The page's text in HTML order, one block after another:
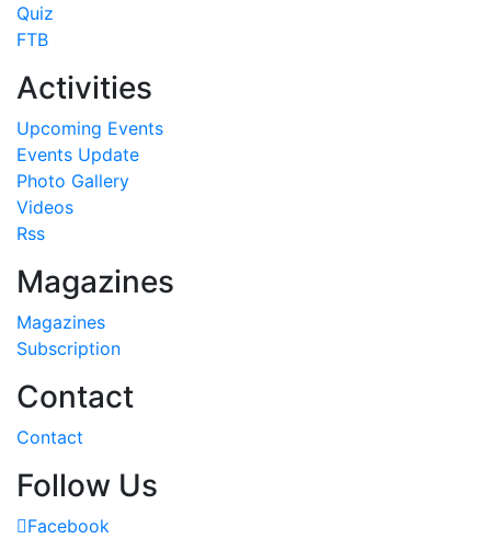
Quiz
FTB
Activities
Upcoming Events
Events Update
Photo Gallery
Videos
Rss
Magazines
Magazines
Subscription
Contact
Contact
Follow Us
Facebook